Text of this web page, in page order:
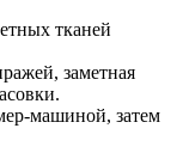
тканей
заметная
машиной, затем